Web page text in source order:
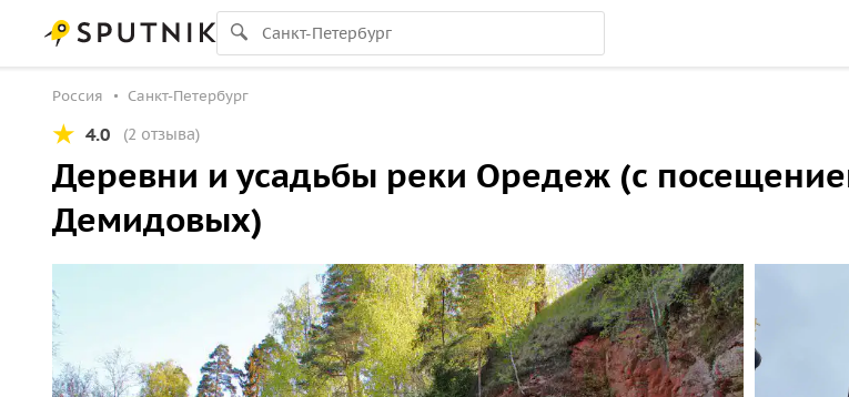
Россия Санкт-Петербург
4.0 (2 отзыва)
Деревни и усадьбы реки Оредеж (с
Демидовых)